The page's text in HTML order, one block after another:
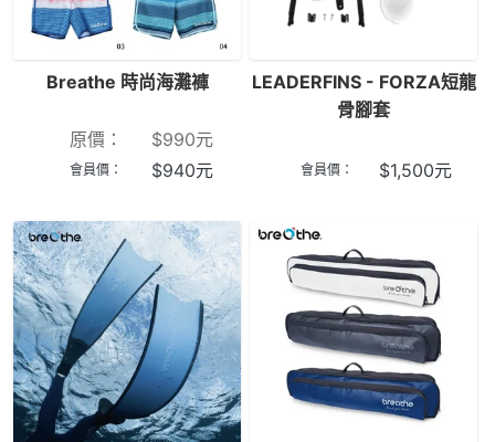
Breathe 時尚海灘褲
原價： $990元
會員價： $940元
LEADERFINS - FORZA短龍
骨腳套
會員價： $1,500元